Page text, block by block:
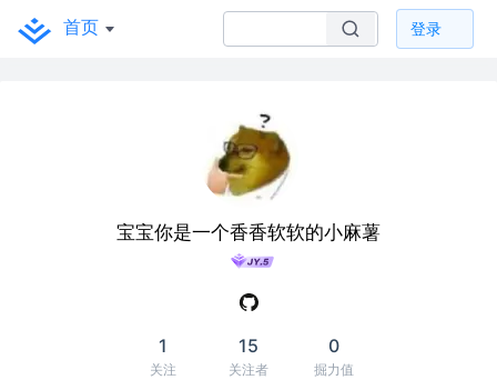
首页 登录
宝宝你是一个香香软软的小麻薯
1
关注
15
关注者
0
掘力值